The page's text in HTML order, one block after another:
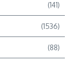
(141)
(1536)
(88)